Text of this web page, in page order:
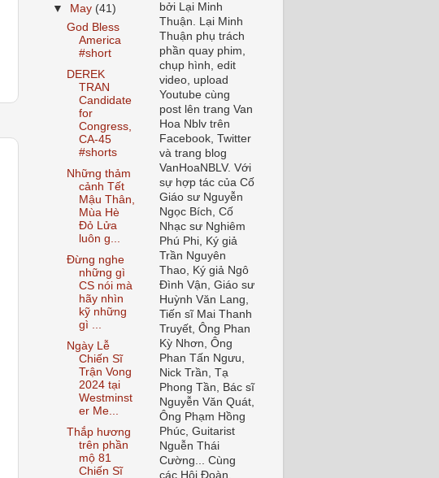
▼
May (41)
God Bless
America
#short
DEREK
TRAN
Candidate
for
Congress,
CA-45
#shorts
Những thảm
cảnh Tết
Mậu Thân,
Mùa Hè
Đỏ Lửa
luôn g...
Đừng nghe
những gì
CS nói mà
hãy nhìn
kỹ những
gì ...
Ngày Lễ
Chiến Sĩ
Trận Vong
2024 tại
Westminst
er Me...
Thắp hương
trên phần
mộ 81
Chiến Sĩ
bởi Lại Minh
Thuận. Lại Minh
Thuận phụ trách
phần quay phim,
chụp hình, edit
video, upload
Youtube cùng
post lên trang Van
Hoa Nblv trên
Facebook, Twitter
và trang blog
VanHoaNBLV. Với
sự hợp tác của Cố
Giáo sư Nguyễn
Ngọc Bích, Cố
Nhạc sư Nghiêm
Phú Phi, Ký giả
Trần Nguyên
Thao, Ký giả Ngô
Đình Vận, Giáo sư
Huỳnh Văn Lang,
Tiến sĩ Mai Thanh
Truyết, Ông Phan
Kỳ Nhơn, Ông
Phan Tấn Ngưu,
Nick Trần, Tạ
Phong Tần, Bác sĩ
Nguyễn Văn Quát,
Ông Phạm Hồng
Phúc, Guitarist
Nguễn Thái
Cường... Cùng
các Hội Đoàn,